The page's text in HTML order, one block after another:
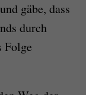
gäbe, dass
durch
Folge